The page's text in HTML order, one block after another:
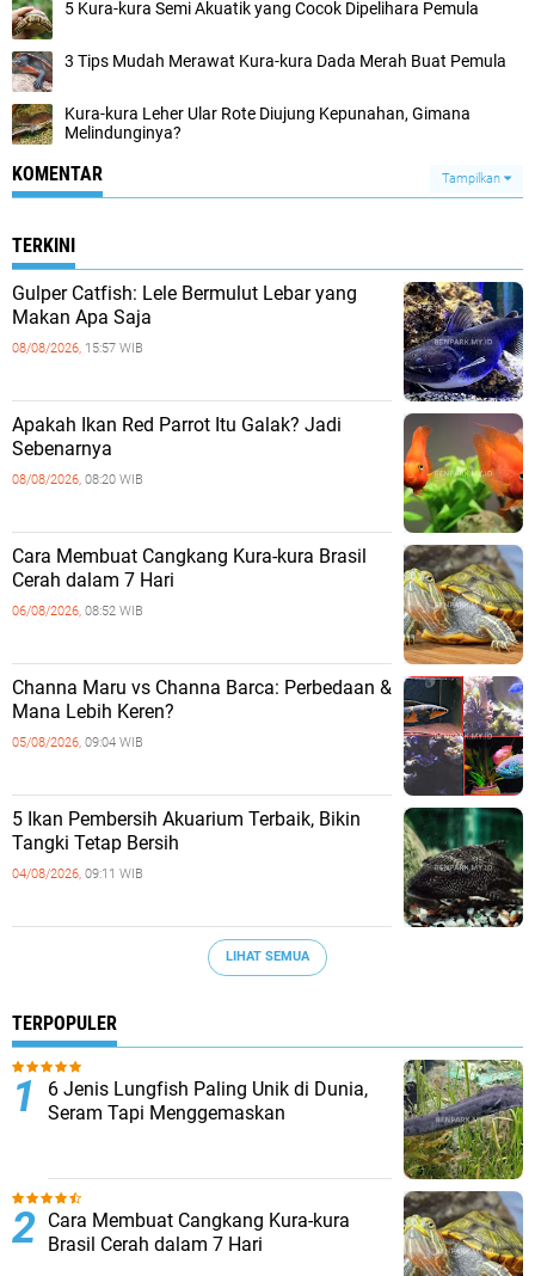
5 Kura-kura Semi Akuatik yang Cocok Dipelihara Pemula
3 Tips Mudah Merawat Kura-kura Dada Merah Buat Pemula
Kura-kura Leher Ular Rote Diujung Kepunahan, Gimana
Melindunginya?
KOMENTAR Tampilkan
TERKINI
Gulper Catfish: Lele Bermulut Lebar yang
Makan Apa Saja
08/08/2026, 15:57 WIB
Apakah Ikan Red Parrot Itu Galak? Jadi
Sebenarnya
08/08/2026, 08:20 WIB
Cara Membuat Cangkang Kura-kura Brasil
Cerah dalam 7 Hari
06/08/2026, 08:52 WIB
Channa Maru vs Channa Barca: Perbedaan &
Mana Lebih Keren?
05/08/2026, 09:04 WIB
5 Ikan Pembersih Akuarium Terbaik, Bikin
Tangki Tetap Bersih
04/08/2026, 09:11 WIB
LIHAT SEMUA
TERPOPULER
6 Jenis Lungfish Paling Unik di Dunia,
Seram Tapi Menggemaskan
Cara Membuat Cangkang Kura-kura
Brasil Cerah dalam 7 Hari